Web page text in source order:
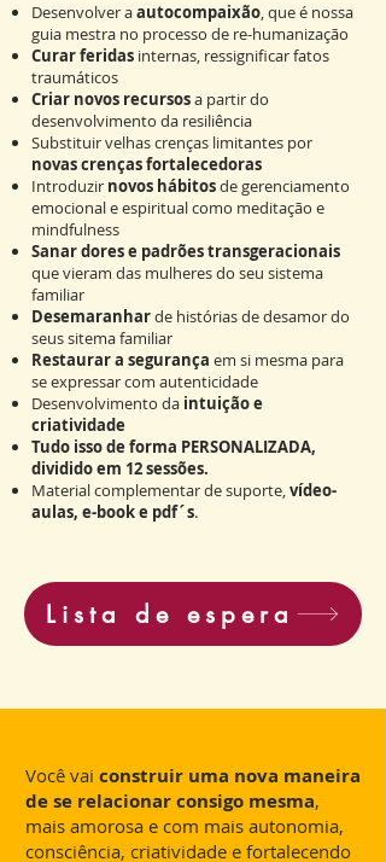
Desenvolver aautocompaixão, que é nossa
guia mestra no processo de re-humanização
Curar feridas internas, ressignificar fatos
traumáticos
Criar novos recursosa partir do
desenvolvimento da resiliência
Substituir velhascrenças limitantes por
novas crenças fortalecedoras
Introduzir novos hábitosde gerenciamento
emocional e espiritual como meditação e
mindfulness
Sanar dores e padrões transgeracionais
que vieram das mulheres do seu sistema
familiar
Desemaranharde histórias de desamor do
seus sitema familiar
Restaurar a segurança em si mesma para
se expressar com autenticidade
Desenvolvimento da intuição e
criatividade
Tudo isso de forma PERSONALIZADA,
dividido em 12 sessões.
Material complementar de suporte,vídeo-
aulas, e-book e pdf´s.
Lista de espera
Você vai construir uma nova maneira
de se relacionar consigo mesma,
mais amorosa e com mais autonomia,
consciência, criatividade e fortalecendo